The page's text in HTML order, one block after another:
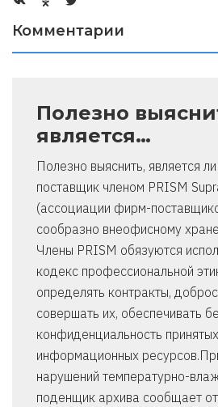
Комментарии
Полезно
является…
Полезно выяснить, является
поставщик членом PRISM
(ассоциации фирм-
сообразно внеофисному
Члены PRISM обязуются
кодекс профессиональной
определять контракты,
совершать их, обеспечивать
конфиденциальность
информационных
нарушений температурно-
поденщик архива сообщает